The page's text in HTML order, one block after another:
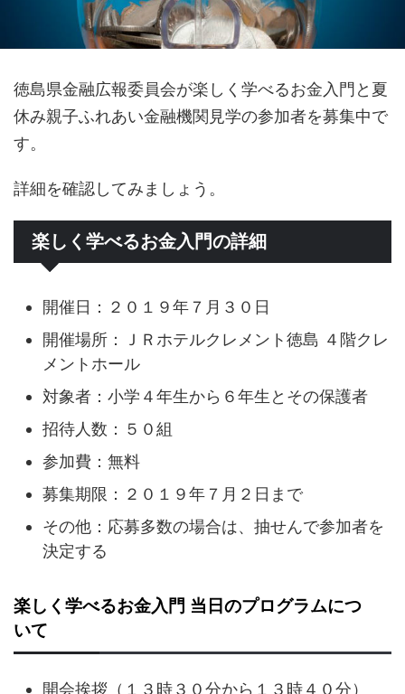
徳島県金融広報委員会が楽しく学べるお金入門と夏
休み親子ふれあい金融機関見学の参加者を募集中で
す。
詳細を確認してみましょう。
楽しく学べるお金入門の詳細
開催日：２０１９年７月３０日
開催場所：ＪＲホテルクレメント徳島 ４階クレ
メントホール
対象者：小学４年生から６年生とその保護者
招待人数：５０組
参加費：無料
募集期限：２０１９年７月２日まで
その他：応募多数の場合は、抽せんで参加者を
決定する
楽しく学べるお金入門 当日のプログラムにつ
いて
開会挨拶（１３時３０分から１３時４０分）